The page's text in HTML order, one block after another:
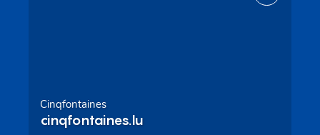
Cinqfontaines
cinqfontaines.lu